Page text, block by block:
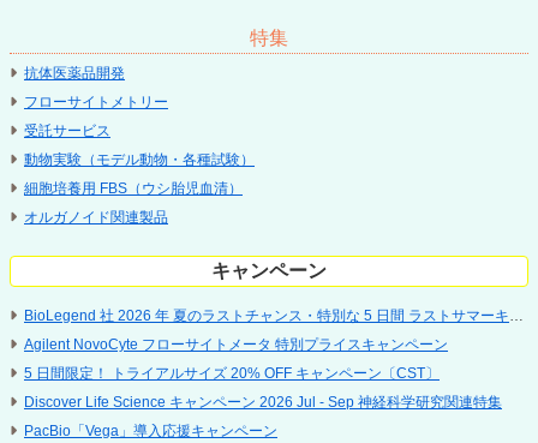
特集
抗体医薬品開発
フローサイトメトリー
受託サービス
動物実験（モデル動物・各種試験）
細胞培養用 FBS（ウシ胎児血清）
オルガノイド関連製品
キャンペーン
BioLegend 社 2026 年 夏のラストチャンス・特別な 5 日間 ラストサマーキャンペーン
Agilent NovoCyte フローサイトメータ 特別プライスキャンペーン
5 ⽇間限定！ トライアルサイズ 20% OFF キャンペーン〔CST〕
Discover Life Science キャンペーン 2026 Jul - Sep 神経科学研究関連特集
PacBio「Vega」導入応援キャンペーン